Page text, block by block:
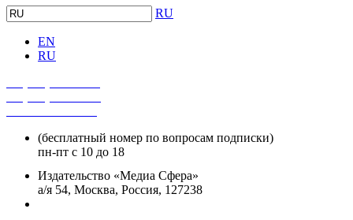
RU
EN
RU
(бесплатный номер по вопросам подписки)
пн-пт с 10 до 18
Издательство «Медиа Сфера»
а/я 54, Москва, Россия, 127238